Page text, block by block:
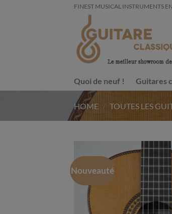
FINEST MUSICAL INSTRUMENTS
Quoi de neuf ! Guitares
HOME / TOUTES LES
Nouveauté